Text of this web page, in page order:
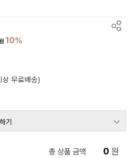
10%
무료배송)
기
총 상품 금액 0 원